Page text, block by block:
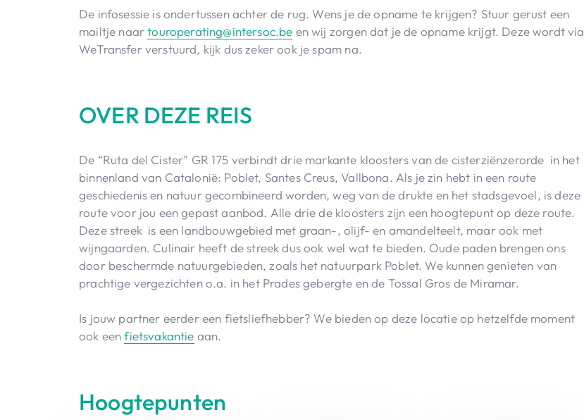
De infosessie is ondertussen achter de rug. Wens je de opname te krijgen? Stuur gerust een
mailtje naartouroperating@intersoc.be en wij zorgen dat je de opname krijgt. Deze wordt via
WeTransfer verstuurd, kijk dus zeker ook je spam na.
OVER DEZE REIS
De “Ruta del Cister” GR 175 verbindt drie markante kloosters van de cisterziënzerorde in het
binnenland van Catalonië: Poblet, Santes Creus, Vallbona. Als je zin hebt in een route
geschiedenis en natuur gecombineerd worden, weg van de drukte en het stadsgevoel, is deze
route voor jou een gepast aanbod. Alle drie de kloosters zijn een hoogtepunt op deze route.
Deze streek is een landbouwgebied met graan-, olijf- en amandelteelt, maar ook met
wijngaarden. Culinair heeft de streek dus ook wel wat te bieden. Oude paden brengen ons
door beschermde natuurgebieden, zoals het natuurpark Poblet. We kunnen genieten van
prachtige vergezichten o.a. in het Prades gebergte en de Tossal Gros de Miramar.
Is jouw partner eerder een fietsliefhebber? We bieden op deze locatie op hetzelfde moment
ook eenfietsvakantie aan.
Hoogtepunten